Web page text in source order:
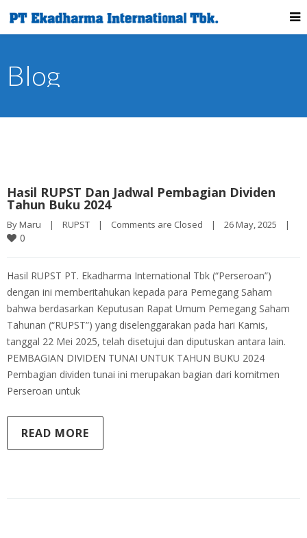
Blog
Hasil RUPST Dan Jadwal Pembagian Dividen
Tahun Buku 2024
By Maru | RUPST | Comments are Closed | 26 May, 2025 |
0
Hasil RUPST PT. Ekadharma International Tbk (“Perseroan”)
dengan ini memberitahukan kepada para Pemegang Saham
bahwa berdasarkan Keputusan Rapat Umum Pemegang Saham
Tahunan (“RUPST”) yang diselenggarakan pada hari Kamis,
tanggal 22 Mei 2025, telah disetujui dan diputuskan antara lain.
PEMBAGIAN DIVIDEN TUNAI UNTUK TAHUN BUKU 2024
Pembagian dividen tunai ini merupakan bagian dari komitmen
Perseroan untuk
READ MORE